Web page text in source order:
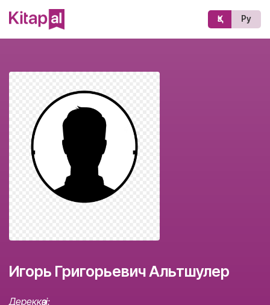
Қз Ру
Игорь Григорьевич Альтшулер
Дереккөзі: